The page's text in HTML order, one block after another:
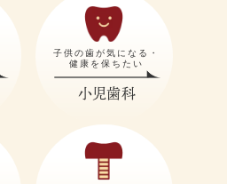
子供の歯が気になる・
健康を保ちたい
小児歯科